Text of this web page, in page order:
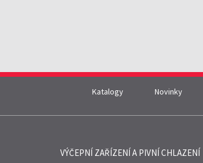
Katalogy Novinky
VÝČEPNÍ ZAŘÍZENÍ A PIVNÍ CHLAZENÍ